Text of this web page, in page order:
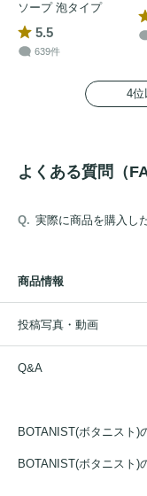
ソープ 泡タイプ
5.5
639件
4位
よくある質問（
実際に商品を購入し
商品情報
投稿写真・動画
Q&A
BOTANIST(ボタニスト)
BOTANIST(ボタニスト)